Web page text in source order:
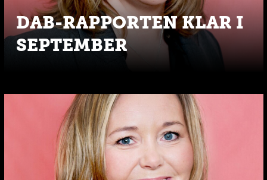
DAB-RAPPORTEN KLAR I
SEPTEMBER